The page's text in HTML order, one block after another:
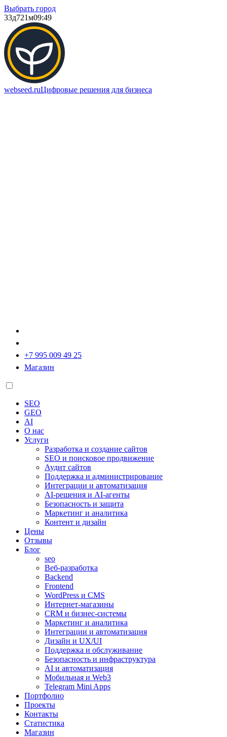
Выбрать город
33д721м09:49
webseed.ruЦифровые решения для бизнеса
+7 995 009 49 25
Магазин
SEO
GEO
AI
О нас
Услуги
Разработка и создание сайтов
SEO и поисковое продвижение
Аудит сайтов
Поддержка и администрирование
Интеграции и автоматизация
AI-решения и AI-агенты
Безопасность и защита
Маркетинг и аналитика
Контент и дизайн
Цены
Отзывы
Блог
seo
Веб-разработка
Backend
Frontend
WordPress и CMS
Интернет-магазины
CRM и бизнес-системы
Маркетинг и аналитика
Интеграции и автоматизация
Дизайн и UX/UI
Поддержка и обслуживание
Безопасность и инфраструктура
AI и автоматизация
Мобильная и Web3
Telegram Mini Apps
Портфолио
Проекты
Контакты
Статистика
Магазин